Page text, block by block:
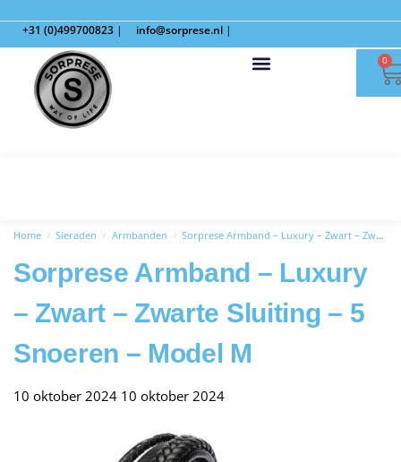
+31 (0)499700823 | info@sorprese.nl |
0
Home / Sieraden / Armbanden / Sorprese Armband – Luxury – Zwart – Zwarte Sluiting – 5 Snoeren – Model M
Sorprese Armband – Luxury
– Zwart – Zwarte Sluiting – 5
Snoeren – Model M
10 oktober 2024 10 oktober 2024